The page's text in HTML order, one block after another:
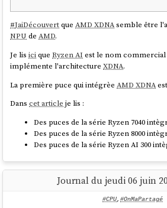
#JaiDécouvertqueAMD XDNAsemble être
NPUdeAMD.
Je lisiciqueRyzen AI est le nom
implémente l'architectureXDNA.
La première puce qui intégrèeAMD XDNA
Danscet article je lis :
Des puces de la série Ryzen 7040
Des puces de la série Ryzen 8000
Des puces de la série Ryzen AI 300
Journal du jeudi 06 juin
#CPU, #OnMaPartagé